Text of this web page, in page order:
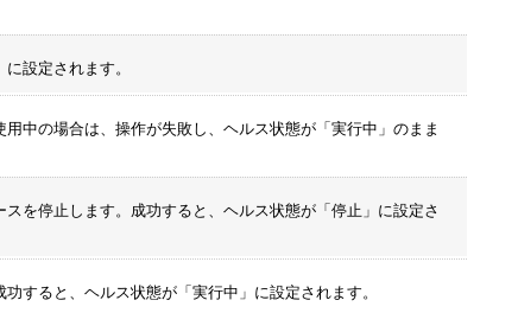
に設定されます。
中の場合は、操作が失敗し、ヘルス状態が「実行中 」のまま
スを停止します。成功すると、ヘルス状態が「停止 」に設定さ
功すると、ヘルス状態が「実行中 」に設定されます。